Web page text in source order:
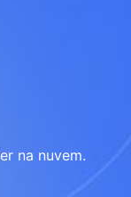
na nuvem.